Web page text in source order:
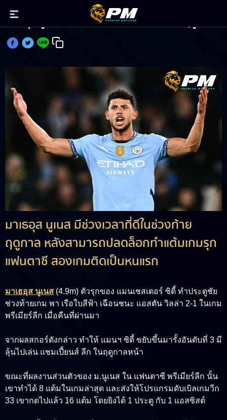
มาเธอุส นูเนส กดแต้มสองเกมติดหนแรกของฤดูกาล
มาเธอุส นูเนส มีช่วงเวลาที่ดีในช่วงท้าย
ฤดูกาล หลังสามารถปลดล็อกทำแต้มเกมรุก
แฟนตาซี สองเกมติดเป็นหนแรก
มาเธอุส นูเนส (4.9m) ตัวรุกของ แมนเชสเตอร์ ซิตี้ ทำประตูชัย
ช่วงท้ายเกม พา เรือใบสีฟ้า เฉือนชนะ แอสตัน วิลล่า 2-1 ในเกม
พรีเมียร์ลีก เมื่อคืนที่ผ่านมา
จากผลสกอร์ดังกล่าว ทำให้ แมนฯ ซิตี้ ขยับขึ้นมารั้งอันดับที่ 3 มี
ลุ้นไปเล่น แชมเปี้ยนส์ ลีก ในฤดูกาลหน้า
ขณะที่ผลงานส่วนตัวของ ม.นูเนส ใน แฟนตาซี พรีเมียร์ลีก นั้น
เขาทำได้ 8 แต้มในเกมล่าสุด และส่งให้โปรแกรมดับเบิลเกมวีก
33 เขากดไปแล้ว 16 แต้ม โดยยิงได้ 1 ประตู กับ 1 แอสซิสต์